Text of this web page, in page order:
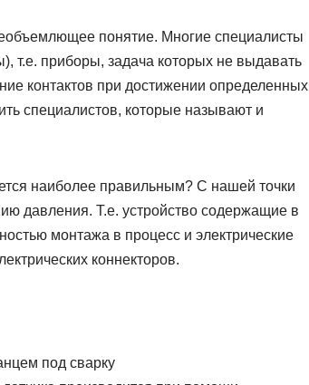
понятие. Многие специалисты
т.е. приборы, задача которых не выдавать
контактов при достижении определенных
специалистов, которые называют и
наиболее правильным? С нашей точки
давления. Т.е. устройство содержащие в
монтажа в процесс и электрические
коннекторов.
под сварку